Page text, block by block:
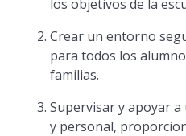
los objetivos de la
Crear un entorno
para todos los
familias.
Supervisar y apoyar
y personal,